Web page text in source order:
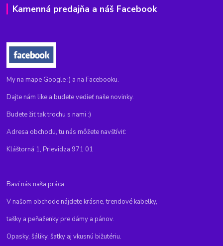
Kamenná predajňa a náš Facebook
My na mape Google :) a na Facebooku.
Dajte nám like a budete vedieť naše novinky.
Budete žiť tak trochu s nami :)
Adresa obchodu, tu nás môžete navštíviť:
Kláštorná 1, Prievidza 971 01
Baví nás naša práca...
V našom obchode nájdete krásne, trendové kabelky,
tašky a peňaženky pre dámy a pánov.
Opasky, šáliky, šatky aj vkusnú bižutériu.